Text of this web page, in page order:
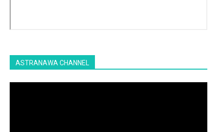
ASTRANAWA CHANNEL